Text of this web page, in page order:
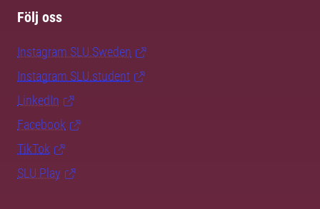
Följ oss
Instagram SLU.Sweden
Instagram SLU.student
LinkedIn
Facebook
TikTok
SLU Play